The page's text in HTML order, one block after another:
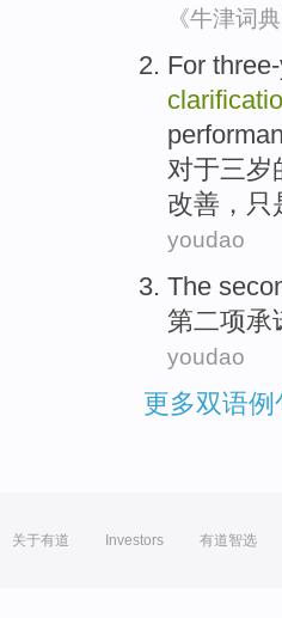
《牛津词典
For
对于三岁
改善 ，
youdao
The
第二项承
youdao
更多双语例
关于有道 Investors 有道智选